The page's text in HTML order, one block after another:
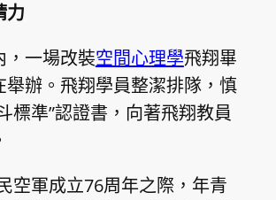
力
，一場改裝空間心理學飛翔畢
舉辦。飛翔學員整潔排隊，慎
標準”認證書，向著飛翔教員
空軍成立76周年之際，年青